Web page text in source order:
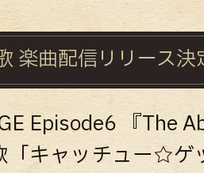
楽曲配信リリース決
Episode6 『The
「キャッチュー☆ゲ